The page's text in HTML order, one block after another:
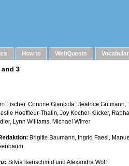
How to WebQuests
and 3
Fischer, Corinne Giancola, Beatrice Gutmann,
Hoeffleur-Thalin, Joy Kocher-Klicker,
Lynn Williams, Michael Wirrer
Brigitte Baumann, Ingrid Faesi,
Silvia Isenschmid und Alexandra Wolf